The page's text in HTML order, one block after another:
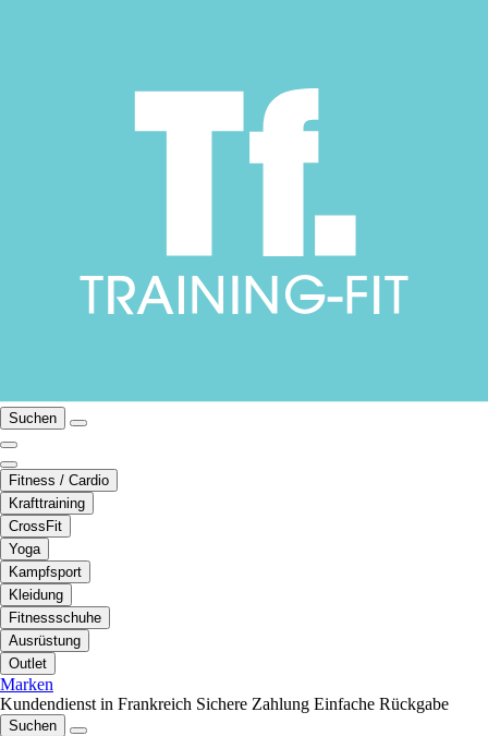
Suchen
Fitness / Cardio
Krafttraining
CrossFit
Yoga
Kampfsport
Kleidung
Fitnessschuhe
Ausrüstung
Outlet
Marken
Kundendienst in Frankreich Sichere Zahlung Einfache Rückgabe
Suchen